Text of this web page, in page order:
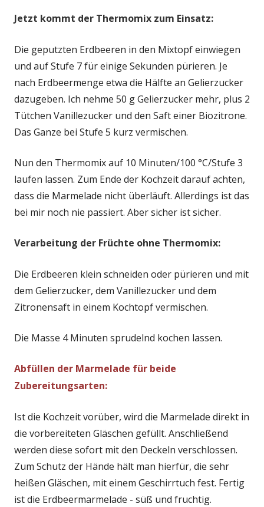
Jetzt kommt der Thermomix zum Einsatz:
Die geputzten Erdbeeren in den Mixtopf einwiegen
und auf Stufe 7 für einige Sekunden pürieren. Je
nach Erdbeermenge etwa die Hälfte an Gelierzucker
dazugeben. Ich nehme 50 g Gelierzucker mehr, plus 2
Tütchen Vanillezucker und den Saft einer Biozitrone.
Das Ganze bei Stufe 5 kurz vermischen.
Nun den Thermomix auf 10 Minuten/100 °C/Stufe 3
laufen lassen. Zum Ende der Kochzeit darauf achten,
dass die Marmelade nicht überläuft. Allerdings ist das
bei mir noch nie passiert. Aber sicher ist sicher.
Verarbeitung der Früchte ohne Thermomix:
Die Erdbeeren klein schneiden oder pürieren und mit
dem Gelierzucker, dem Vanillezucker und dem
Zitronensaft in einem Kochtopf vermischen.
Die Masse 4 Minuten sprudelnd kochen lassen.
Abfüllen der Marmelade für beide
Zubereitungsarten:
Ist die Kochzeit vorüber, wird die Marmelade direkt in
die vorbereiteten Gläschen gefüllt. Anschließend
werden diese sofort mit den Deckeln verschlossen.
Zum Schutz der Hände hält man hierfür, die sehr
heißen Gläschen, mit einem Geschirrtuch fest. Fertig
ist die Erdbeermarmelade - süß und fruchtig.